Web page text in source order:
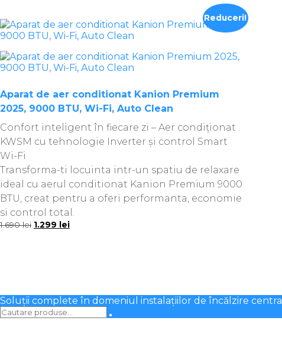
Reduceri!
Aparat de aer conditionat Kanion Premium
2025, 9000 BTU, Wi-Fi, Auto Clean
Confort inteligent în fiecare zi – Aer condiționat
KWSM cu tehnologie Inverter și control Smart
Wi-Fi
Transforma-ti locuinta intr-un spatiu de relaxare
ideal cu aerul conditionat Kanion Premium 9000
BTU, creat pentru a oferi performanta, economie
si control total.
1.690lei Prețul
1.299 leiPrețul
Soluții complete în domeniul instalațiilor de încălzire